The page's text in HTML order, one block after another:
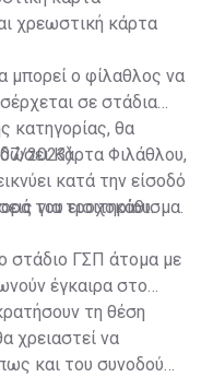
χρεωστική κάρτα
μπορεί ο φίλαθλος να
σε στάδια
κατηγορίας, θα
Κάρτα Φιλάθλου,
κατά την είσοδό
του εισιτηρίου.
2023)
για τροχοκάθισμα.
στάδιο ΓΣΠ άτομα με
έγκαιρα στο
τη θέση
χρειαστεί να
και του συνοδού